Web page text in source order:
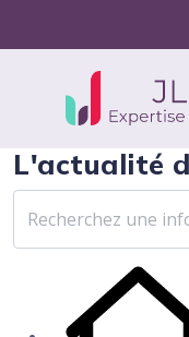
L'actualité